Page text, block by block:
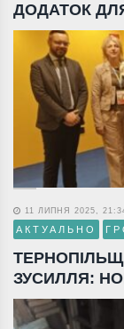
ДОДАТОК
11 ЛИПНЯ 2025,
АКТУАЛЬНО
ЗУСИЛЛЯ: